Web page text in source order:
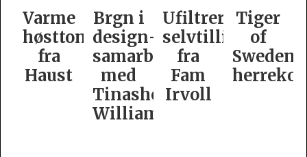
Brgn i
design­
samarbeid
med
Williamson
Ufiltrert
selvtillit
fra
Fam
Irvoll
Tiger
of
Swedens
herrekolleksjon
Slik
er
dame­